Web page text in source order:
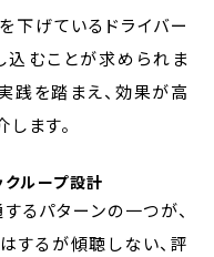
下げているドライバー
込むことが求められま
践を踏まえ、効果が高
ます。
クループ設計
るパターンの一つが、
するが傾聴しない、評